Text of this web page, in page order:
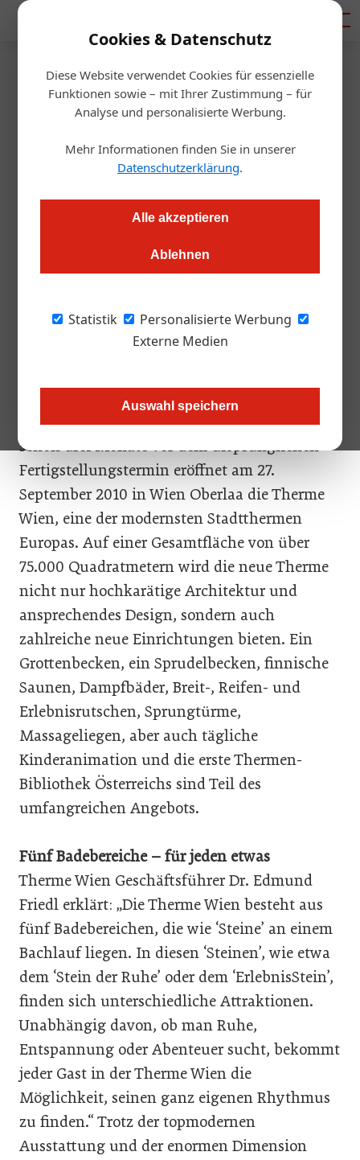
Cookies & Datenschutz
Diese Website verwendet Cookies für essenzielle
Funktionen sowie – mit Ihrer Zustimmung – für
Analyse und personalisierte Werbung.
Mehr Informationen finden Sie in unserer
Datenschutzerklärung.
Alle akzeptieren
Ablehnen
Statistik
Personalisierte Werbung
Externe Medien
Auswahl speichern
Startseite/Gastro & Hotel
Therme Wien eröffnet am 27.
September
Wien. In rund zwei Wochen eröffnet in Wien eine der
modernsten Stadtthermen Europas: die "Therme Wien". Auf
Therme neben hochwertigen Wellness-Angeboten rund
4.000 Quadratmeter Wasserfläche, 3.000 Quadratmeter
Saunaareal und einen 6.000 Quadratmeter umfassenden
Nach nur knapp zwei Jahren Bauzeit und
schon drei Monate vor dem ursprünglichen
Fertigstellungstermin eröffnet am 27.
September 2010 in Wien Oberlaa die Therme
Wien, eine der modernsten Stadtthermen
Europas. Auf einer Gesamtfläche von über
75.000 Quadratmetern wird die neue Therme
nicht nur hochkarätige Architektur und
ansprechendes Design, sondern auch
zahlreiche neue Einrichtungen bieten. Ein
Grottenbecken, ein Sprudelbecken, finnische
Saunen, Dampfbäder, Breit-, Reifen- und
Erlebnisrutschen, Sprungtürme,
Massageliegen, aber auch tägliche
Kinderanimation und die erste Thermen-
Bibliothek Österreichs sind Teil des
umfangreichen Angebots.
Fünf Badebereiche – für jeden etwas
Therme Wien Geschäftsführer Dr. Edmund
Friedl erklärt: „Die Therme Wien besteht aus
fünf Badebereichen, die wie ‘Steine’ an einem
Bachlauf liegen. In diesen ‘Steinen’, wie etwa
dem ‘Stein der Ruhe’ oder dem ‘ErlebnisStein’,
finden sich unterschiedliche Attraktionen.
Unabhängig davon, ob man Ruhe,
Entspannung oder Abenteuer sucht, bekommt
jeder Gast in der Therme Wien die
Möglichkeit, seinen ganz eigenen Rhythmus
zu finden.“ Trotz der topmodernen
Ausstattung und der enormen Dimension